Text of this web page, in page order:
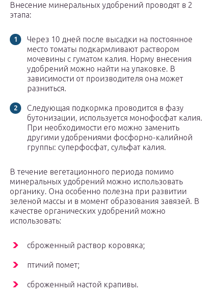
Внесение минеральных удобрений проводят в 2
этапа:
Через 10 дней после высадки на постоянное
место томаты подкармливают раствором
мочевины с гуматом калия. Норму внесения
удобрений можно найти на упаковке. В
зависимости от производителя она может
разниться.
Следующая подкормка проводится в фазу
бутонизации, используется монофосфат калия.
При необходимости его можно заменить
другими удобрениями фосфорно-калийной
группы: суперфосфат, сульфат калия.
В течение вегетационного периода помимо
минеральных удобрений можно использовать
органику. Она особенно полезна при развитии
зеленой массы и в момент образования завязей. В
качестве органических удобрений можно
использовать:
сброженный раствор коровяка;
птичий помет;
сброженный настой крапивы.